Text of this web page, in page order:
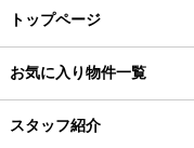
トップページ
お気に入り物件一覧
スタッフ紹介